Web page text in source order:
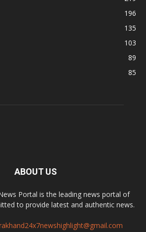
196
135
103
89
85
ABOUT US
Portal is the leading news portal of
to provide latest and authentic news.